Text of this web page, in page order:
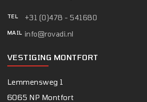
TEL +31 (0)478 - 541680
MAIL info@rovadi.nl
VESTIGING MONTFORT
Lemmensweg 1
6065 NP Montfort